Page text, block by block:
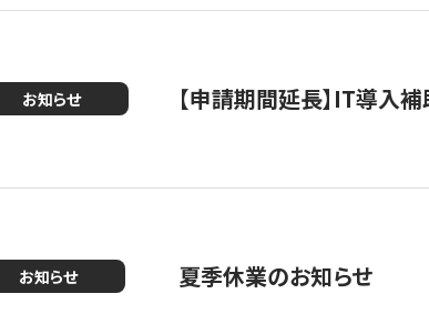
お知らせ 【申請期間延長】IT導入
お知らせ 夏季休業のお知らせ